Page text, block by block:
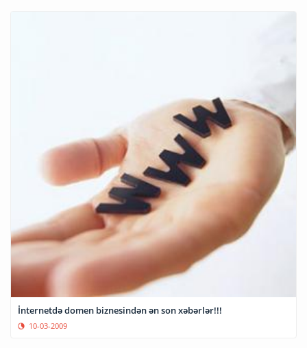
İnternetdə domen biznesindən ən son xəbərlər!!!
10-03-2009